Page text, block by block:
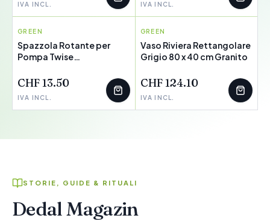
IVA INCL. IVA INCL.
INNOVAGOODS
GREEN
Spazzola Rotante per
Pompa Twise
CHF 13.50
IVA INCL.
RIVIERA
GREEN
Vaso Riviera Rettangolare
Grigio 80 x 40 cm Granito
CHF 124.10
IVA INCL.
STORIE, GUIDE & RITUALI
Dedal Magazin